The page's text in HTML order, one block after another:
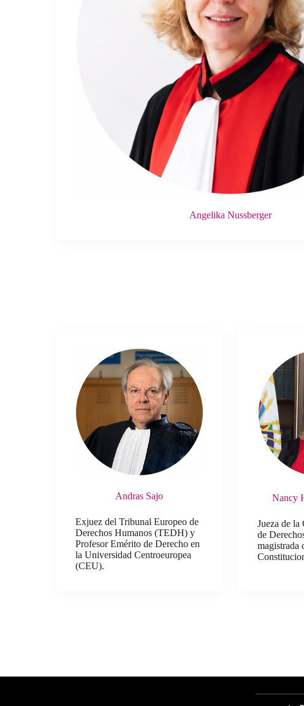
Angelika Nussberger
Andras Sajo
Exjuez del Tribunal Europeo de
Derechos Humanos (TEDH) y
Profesor Emérito de Derecho en
la Universidad Centroeuropea
(CEU).
Nancy
Jueza de la
de
magistrada